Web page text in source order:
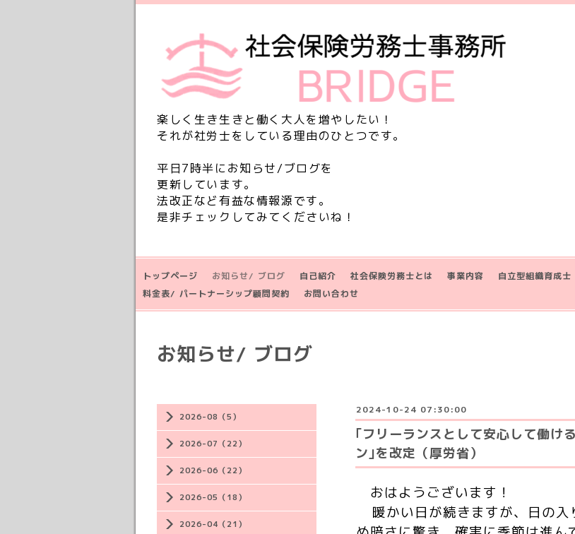
楽しく生き生きと働く大人を増やしたい！
それが社労士をしている理由のひとつです。
平日7時半にお知らせ/ブログを
更新しています。
法改正など有益な情報源です。
是非チェックしてみてくださいね！
トップページ お知らせ/ ブログ 自己紹介 社会保険労務士とは 事業内容 自立型組織育成士
料金表/ パートナーシップ顧問契約
お問い合わせ
2026-08（5）
2026-07（22）
2026-06（22）
2026-05（18）
2026-04（21）
お知らせ/ ブログ
2024-10-24 07:30:00
｢フリーランスとして安心して働け
ン｣を改定（厚労省）
おはようございます！
暖かい日が続きますが、日の